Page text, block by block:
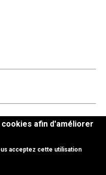
- Peinture -
afin d'améliorer
acceptez cette utilisation